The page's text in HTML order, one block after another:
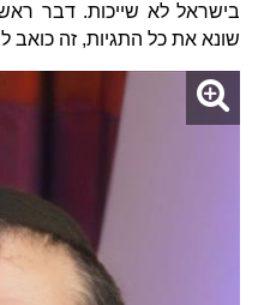
בישראל לא שייכות. דבר
שונא את כל התגיות, זה כואב